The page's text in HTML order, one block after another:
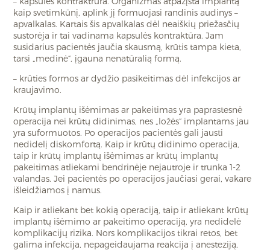
kaip svetimkūnį, aplink jį formuojasi randinis audinys –
apvalkalas. Kartais šis apvalkalas dėl neaiškių priežasčių
sustorėja ir tai vadinama kapsulės kontraktūra. Jam
susidarius pacientės jaučia skausmą, krūtis tampa kieta,
tarsi „medinė“, įgauna nenatūralią formą.
– krūties formos ar dydžio pasikeitimas dėl infekcijos ar
kraujavimo.
Krūtų implantų išėmimas ar pakeitimas yra paprastesnė
operacija nei krūtų didinimas, nes „ložės“ implantams jau
yra suformuotos. Po operacijos pacientės gali jausti
nedidelį diskomfortą. Kaip ir krūtų didinimo operacija,
taip ir krūtų implantų išėmimas ar krūtų implantų
pakeitimas atliekami bendrinėje nejautroje ir trunka 1-2
valandas. Jei pacientės po operacijos jaučiasi gerai, vakare
išleidžiamos į namus.
Kaip ir atliekant bet kokią operaciją, taip ir atliekant krūtų
implantų išėmimo ar pakeitimo operaciją, yra nedidelė
komplikacijų rizika. Nors komplikacijos tikrai retos, bet
galima infekcija, nepageidaujama reakcija į anesteziją,